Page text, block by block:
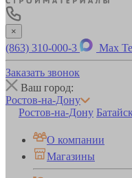
×
(863) 310-000-3 Max
Заказать звонок
Ваш город:
Ростов-на-Дону
Ростов-на-Дону Батайск
О компании
Магазины